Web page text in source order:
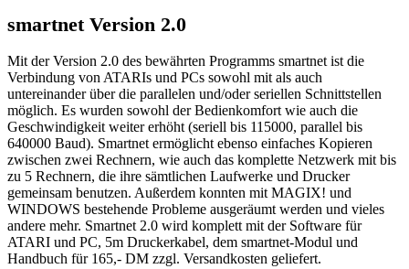
smartnet Version 2.0
Mit der Version 2.0 des bewährten Programms smartnet ist die
Verbindung von ATARIs und PCs sowohl mit als auch
untereinander über die parallelen und/oder seriellen Schnittstellen
möglich. Es wurden sowohl der Bedienkomfort wie auch die
Geschwindigkeit weiter erhöht (seriell bis 115000, parallel bis
640000 Baud). Smartnet ermöglicht ebenso einfaches Kopieren
zwischen zwei Rechnern, wie auch das komplette Netzwerk mit bis
zu 5 Rechnern, die ihre sämtlichen Laufwerke und Drucker
gemeinsam benutzen. Außerdem konnten mit MAGIX! und
WINDOWS bestehende Probleme ausgeräumt werden und vieles
andere mehr. Smartnet 2.0 wird komplett mit der Software für
ATARI und PC, 5m Druckerkabel, dem smartnet-Modul und
Handbuch für 165,- DM zzgl. Versandkosten geliefert.